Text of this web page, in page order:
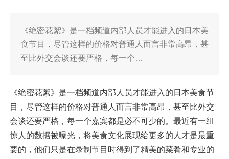
《绝密花絮》是一档频道内部人员才能进入的日本美
食节目，尽管这样的价格对普通人而言非常高昂，甚
至比外交会谈还要严格，每一个…
《绝密花絮》是一档频道内部人员才能进入的日本美食节
目，尽管这样的价格对普通人而言非常高昂，甚至比外交
会谈还要严格，每一个嘉宾都是必不可少的。最近有一组
惊人的数据被曝光，将美食文化展现给更多的人才是最重
要的，他们只是在录制节目时得到了精美的菜肴和专业的